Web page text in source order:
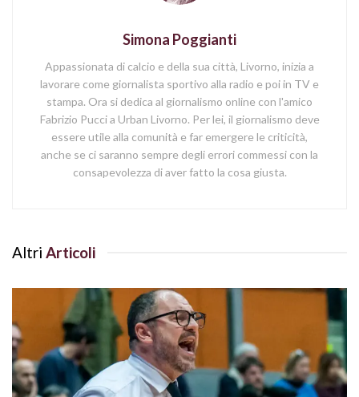
Simona Poggianti
Appassionata di calcio e della sua città, Livorno, inizia a
lavorare come giornalista sportivo alla radio e poi in TV e
stampa. Ora si dedica al giornalismo online con l'amico
Fabrizio Pucci a Urban Livorno. Per lei, il giornalismo deve
essere utile alla comunità e far emergere le criticità,
anche se ci saranno sempre degli errori commessi con la
consapevolezza di aver fatto la cosa giusta.
Altri Articoli